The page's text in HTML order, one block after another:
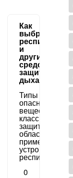
Как
выбрать
респиратор
и
другие
средства
защиты
дыхания
Типы
опасных
веществ,
классы
защиты,
области
применения,
устройство
респираторов
0